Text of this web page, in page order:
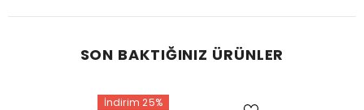
SON BAKTIĞINIZ ÜRÜNLER
İndirim 25%